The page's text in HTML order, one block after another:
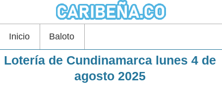
Inicio Baloto
Lotería de Cundinamarca lunes 4 de
agosto 2025